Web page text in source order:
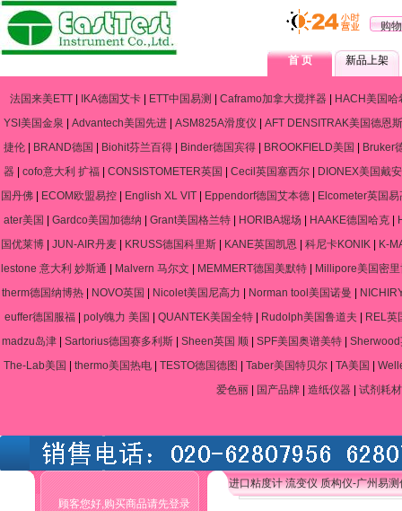
购
首 页 新品上架
法国来美ETT IKA德国艾卡 ETT中国易测 Caframo加拿大搅拌器
HACH美国哈
YSI美国金泉
Advantech美国先进| ASM825A滑度仪
AFT DENSITRAK美国德恩斯
捷伦| BRAND德国 Biohit芬兰百得| Binder德国宾得| BROOKFIELD美国
Bruker
器| cofo意大利 扩福| CONSISTOMETER英国 Cecil英国塞西尔| DIONEX美国戴安
国丹佛| ECOM欧盟易控| English XL VIT| Eppendorf德国艾本德|
Elcometer英国易
ater美国
Gardco美国加德纳 Grant美国格兰特| HORIBA堀场 HAAKE德国哈克|
国优莱博
JUN-AIR丹麦 KRUSS德国科里斯 KANE英国凯恩 科尼卡KONIK
K-
lestone 意大利 妙斯通
Malvern 马尔文 MEMMERT德国美默特
Millipore美国密
therm德国纳博热| NOVO英国 Nicolet美国尼高力 Norman tool美国诺曼
euffer德国服福| poly魄力 美国 QUANTEK美国全特| Rudolph美国鲁道夫
REL英
madzu岛津
Sartorius德国赛多利斯 Sheen英国 顺 SPF美国奥谱美特
The-Lab美国
thermo美国热电| TESTO德国德图 Taber美国特贝尔| TA美国
爱色丽| 国产品牌| 造纸仪器| 试剂耗材
顾客您好,购买商品请先登录
进口粘度计 流变仪 质构仪-广州易